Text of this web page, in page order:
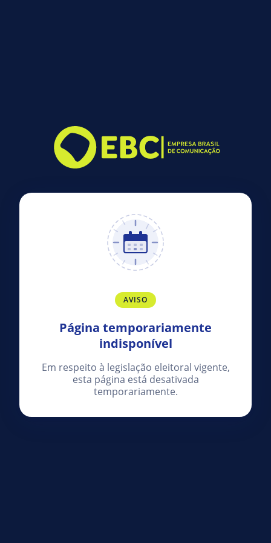
AVISO
Página temporariamente
indisponível
Em respeito à legislação eleitoral vigente,
esta página está desativada
temporariamente.